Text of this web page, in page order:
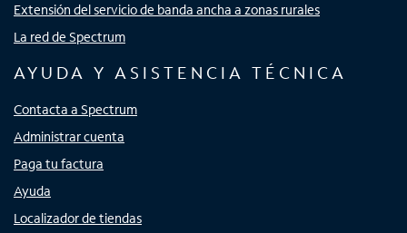
Extensión del servicio de banda ancha a zonas rurales
La red de Spectrum
AYUDA Y ASISTENCIA TÉCNICA
Contacta a Spectrum
Administrar cuenta
Paga tu factura
Ayuda
Localizador de tiendas